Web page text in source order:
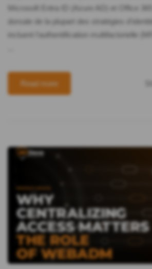
Microsoft Entra ID (Azure AD) et Office
dorsale de la plupart des stratégies
incluent l'authentification multifactorielle
Read more